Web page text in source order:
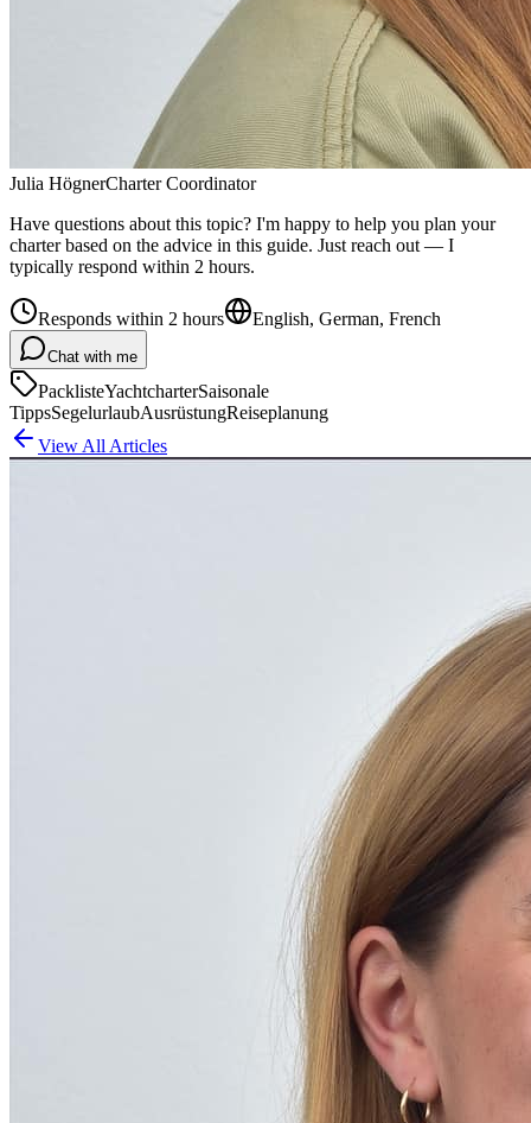
Julia HögnerCharter Coordinator
Have questions about this topic? I'm happy to help you plan your
charter based on the advice in this guide. Just reach out — I
typically respond within 2 hours.
Responds within 2 hours English, German, French
Chat with me
PacklisteYachtcharterSaisonale
TippsSegelurlaubAusrüstungReiseplanung
View All Articles